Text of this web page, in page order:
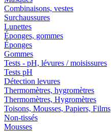
Combinaisons, vestes
Surchaussures
Lunettes
Éponges, gommes
Éponges
Gommes
Tests - pH, lévures / moisissures
Tests pH
Détection levures
Thermomètres, hygromètres
Thermomètres, Hygromètres
Toisons, Mousses, Papiers, Films
Non-tissés
Mousses